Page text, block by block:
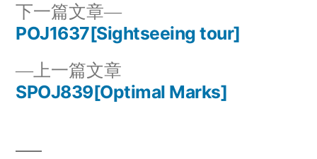
文
章
航
上一篇文章
一
SPOJ839[Optimal Marks]
下一篇文章
下
一
章：
POJ1637[Sightseeing tour]